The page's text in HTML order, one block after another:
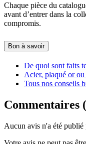
Chaque pièce du
avant d’entrer dans la
compromis.
Bon à savoir
De quoi sont faits
Acier, plaqué or
Tous nos conseils
Commentaires
Aucun avis n'a été publié